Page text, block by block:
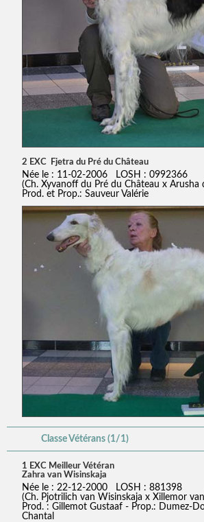
2 EXC Fjetra du Pré du Château
Née le : 11-02-2006 LOSH : 0992366
(Ch. Xyvanoff du Pré du Château x Arusha
Prod. et Prop.: Sauveur Valérie
Classe Vétérans (1/1)
1 EXC Meilleur Vétéran
Zahra van Wisinskaja
Née le : 22-12-2000 LOSH : 881398
(Ch. Pjotrilich van Wisinskaja x Xillemor
Prod. : Gillemot Gustaaf - Prop.: Dumez-
Chantal